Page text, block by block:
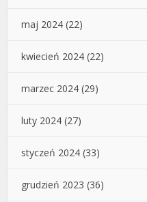
maj 2024 (22)
kwiecień 2024 (22)
marzec 2024 (29)
luty 2024 (27)
styczeń 2024 (33)
grudzień 2023 (36)